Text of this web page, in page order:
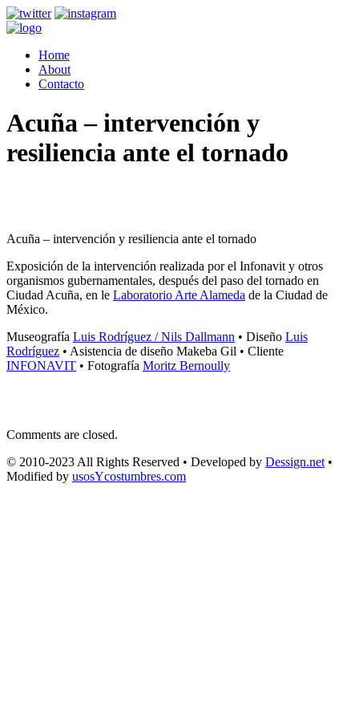
Home
About
Contacto
Acuña – intervención y
resiliencia ante el tornado
Acuña – intervención y resiliencia ante el tornado
Exposición de la intervención realizada por el Infonavit y otros
organismos gubernamentales, después del paso del tornado en
Ciudad Acuña, en le Laboratorio Arte Alameda de la Ciudad de
México.
Museografía Luis Rodríguez / Nils Dallmann • Diseño Luis
Rodríguez • Asistencia de diseño Makeba Gil • Cliente
INFONAVIT • Fotografía Moritz Bernoully
Comments are closed.
© 2010-2023 All Rights Reserved • Developed by Dessign.net •
Modified by usosYcostumbres.com